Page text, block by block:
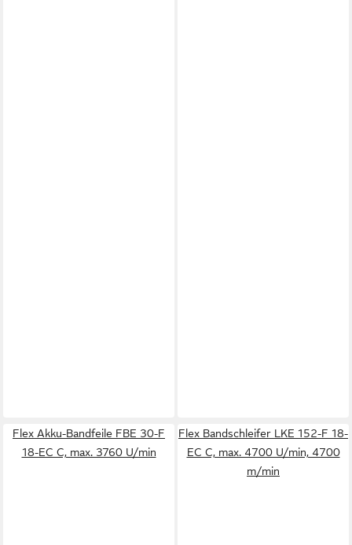
Flex Akku-Bandfeile FBE 30-F
18-EC C, max. 3760 U/min
Flex Bandschleifer LKE 152-F 18-
EC C, max. 4700 U/min, 4700
m/min